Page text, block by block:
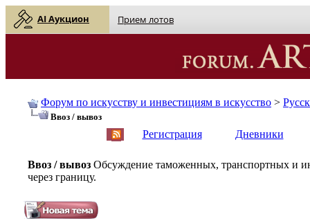
AI Аукцион Прием лотов
Форум по искусству и инвестициям в искусство >
Ввоз / вывоз
Регистрация Дневники
Ввоз / вывоз Обсуждение таможенных, транспортных и
через границу.